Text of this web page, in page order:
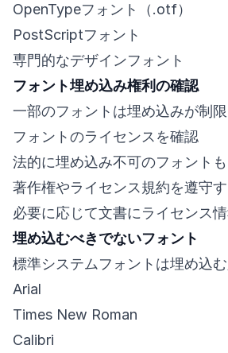
OpenTypeフォント（.otf）
PostScriptフォント
専門的なデザインフォント
フォント埋め込み権利の確認
一部のフォントは埋め込みが制限
フォントのライセンスを確認
法的に埋め込み不可のフォント
著作権やライセンス規約を遵守
必要に応じて文書にライセンス
埋め込むべきでないフォント
標準システムフォントは埋め込む
Arial
Times New Roman
Calibri